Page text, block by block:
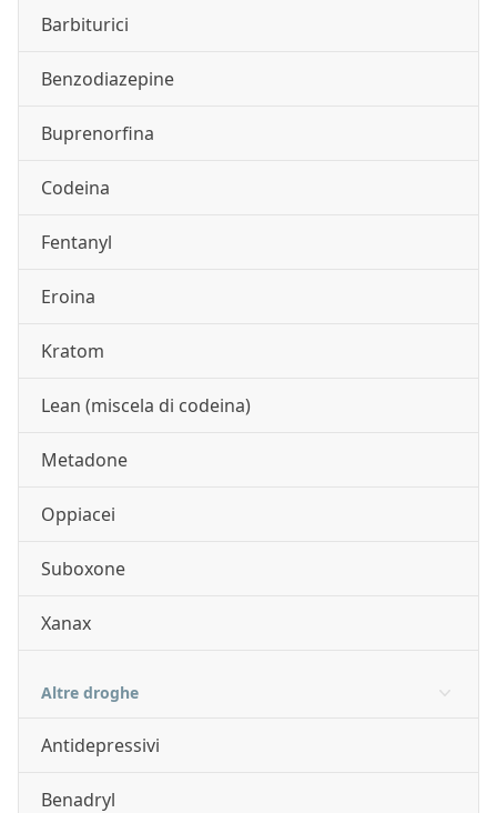
Barbiturici
Benzodiazepine
Buprenorfina
Codeina
Fentanyl
Eroina
Kratom
Lean (miscela di codeina)
Metadone
Oppiacei
Suboxone
Xanax
Altre droghe
Antidepressivi
Benadryl